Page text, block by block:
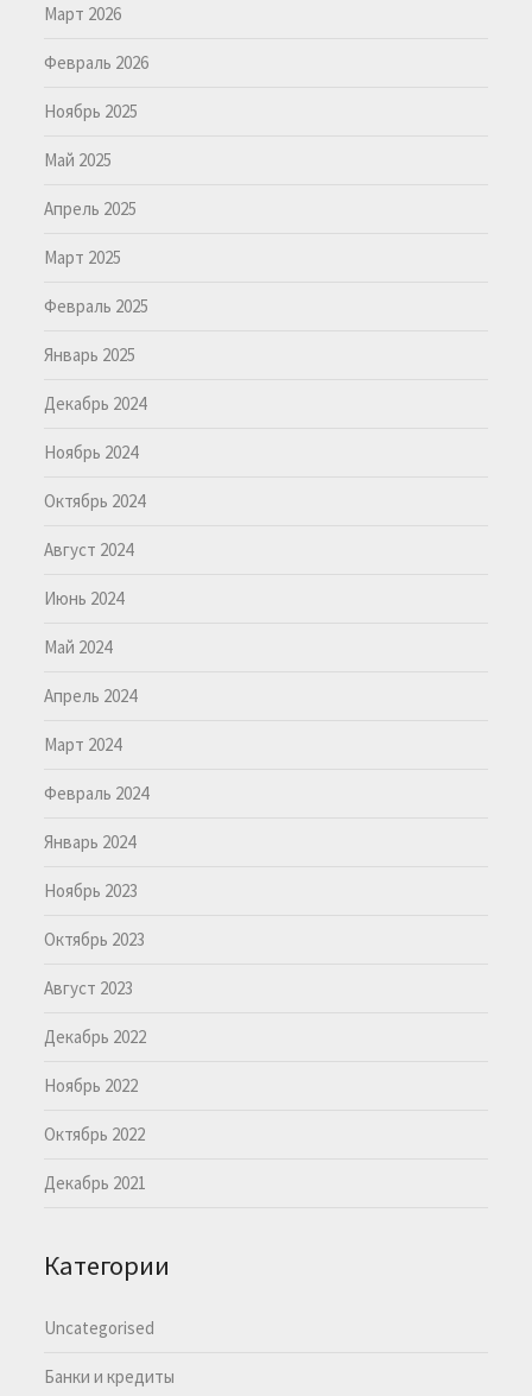
Март 2026
Февраль 2026
Ноябрь 2025
Май 2025
Апрель 2025
Март 2025
Февраль 2025
Январь 2025
Декабрь 2024
Ноябрь 2024
Октябрь 2024
Август 2024
Июнь 2024
Май 2024
Апрель 2024
Март 2024
Февраль 2024
Январь 2024
Ноябрь 2023
Октябрь 2023
Август 2023
Декабрь 2022
Ноябрь 2022
Октябрь 2022
Декабрь 2021
Категории
Uncategorised
Банки и кредиты